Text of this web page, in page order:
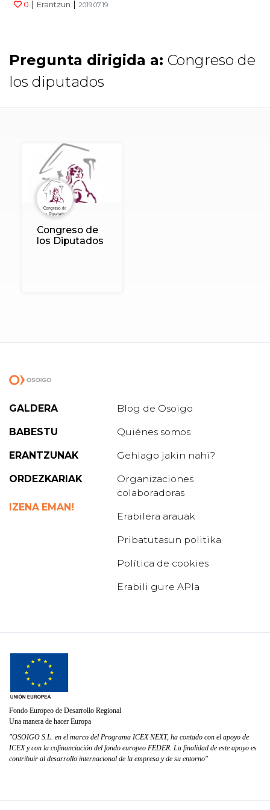
0 | Erantzun | 2019.07.19
Pregunta dirigida a: Congreso de
los diputados
Congreso de
los Diputados
GALDERA
BABESTU
ERANTZUNAK
ORDEZKARIAK
IZENA EMAN!
Blog de Osoigo
Quiénes somos
Gehiago jakin nahi?
Organizaciones
colaboradoras
Erabilera arauak
Pribatutasun politika
Política de cookies
Erabili gure APIa
Fondo Europeo de Desarrollo Regional
Una manera de hacer Europa
"OSOIGO S.L. en el marco del Programa ICEX NEXT, ha contado con el apoyo de
ICEX y con la cofinanciación del fondo europeo FEDER. La finalidad de este apoyo es
contribuir al desarrollo internacional de la empresa y de su entorno"